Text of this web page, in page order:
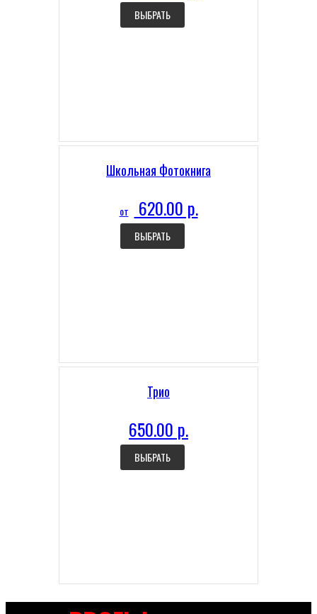
ВЫБРАТЬ
Школьная Фотокнига
от 620.00 р.
ВЫБРАТЬ
Трио
650.00 р.
ВЫБРАТЬ